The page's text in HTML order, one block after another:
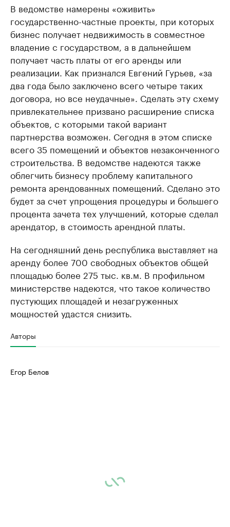
В ведомстве намерены «оживить»
государственно-частные проекты, при которых
бизнес получает недвижимость в совместное
владение с государством, а в дальнейшем
получает часть платы от его аренды или
реализации. Как признался Евгений Гурьев, «за
два года было заключено всего четыре таких
договора, но все неудачные». Сделать эту схему
привлекательнее призвано расширение списка
объектов, с которыми такой вариант
партнерства возможен. Сегодня в этом списке
всего 35 помещений и объектов незаконченного
строительства. В ведомстве надеются также
облегчить бизнесу проблему капитального
ремонта арендованных помещений. Сделано это
будет за счет упрощения процедуры и большего
процента зачета тех улучшений, которые сделал
арендатор, в стоимость арендной платы.
На сегодняшний день республика выставляет на
аренду более 700 свободных объектов общей
площадью более 275 тыс. кв.м. В профильном
министерстве надеются, что такое количество
пустующих площадей и незагруженных
мощностей удастся снизить.
Авторы
Егор Белов